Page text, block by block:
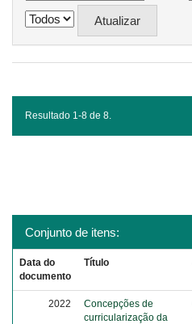
Resultado 1-8 de 8.
Conjunto de itens:
Data do
documento
Título
2022
Concepções de
curricularização da